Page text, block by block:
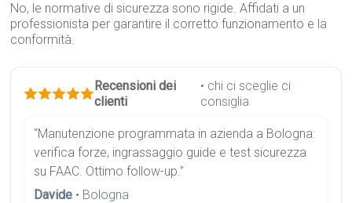
No, le normative di sicurezza sono rigide. Affidati a un
professionista per garantire il corretto funzionamento e la
conformità.
Recensioni dei
clienti
• chi ci sceglie ci
consiglia
“Manutenzione programmata in azienda a Bologna:
verifica forze, ingrassaggio guide e test sicurezza
su FAAC. Ottimo follow-up.”
Davide • Bologna